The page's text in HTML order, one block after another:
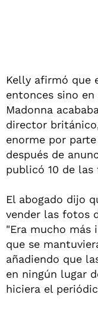
Kelly afirmó que
entonces sino
Madonna
director
enorme por
después de
publicó 10 de las
El abogado dijo
vender las fotos
"Era mucho más
que se
añadiendo que
en ningún lugar
hiciera el